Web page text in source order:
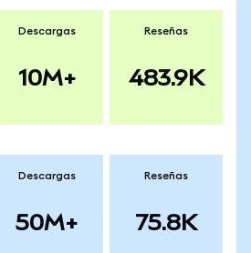
Descargas
10M+
Reseñas
483.9K
Descargas
50M+
Reseñas
75.8K